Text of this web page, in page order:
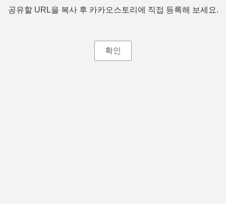
공유할 URL을 복사 후 카카오스토리에 직접 등록해 보세요.
확인